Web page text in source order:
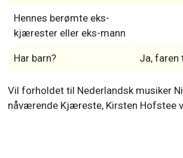
Hennes berømte eks-
kjærester eller eks-mann
Har barn? Ja, faren
Vil forholdet til Nederlandsk musiker
nåværende Kjæreste, Kirsten Hofstee